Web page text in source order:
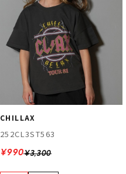
CHILLAX
252CL3ST563
¥3,300
¥990